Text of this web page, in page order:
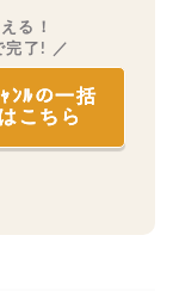
る！
完了! ／
ﾝﾙの一括
こちら